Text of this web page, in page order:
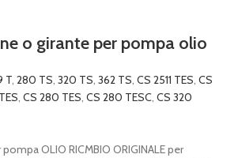
o girante per pompa olio
T, 280 TS, 320 TS, 362 TS, CS 2511 TES, CS
, CS 280 TES, CS 280 TESC, CS 320
OLIO RICMBIO ORIGINALE per